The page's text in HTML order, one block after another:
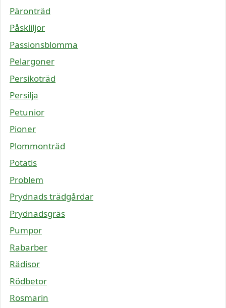
Päronträd
Påskliljor
Passionsblomma
Pelargoner
Persikoträd
Persilja
Petunior
Pioner
Plommonträd
Potatis
Problem
Prydnads trädgårdar
Prydnadsgräs
Pumpor
Rabarber
Rädisor
Rödbetor
Rosmarin